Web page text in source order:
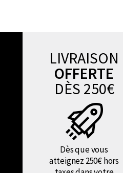
LIVRAISON
OFFERTE
DÈS 250€
Dès que vous
atteignez 250€ hors